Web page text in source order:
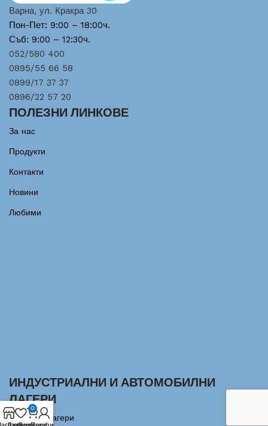
Варна, ул. Кракра 30
Пон-Пет: 9:00 – 18:00ч.
Съб: 9:00 – 12:30ч.
052/580 400
0895/55 66 58
0899/17 37 37
0896/22 57 20
ПОЛЕЗНИ ЛИНКОВЕ
За нас
Продукти
Контакти
Новини
Любими
ИНДУСТРИАЛНИ И АВТОМОБИЛНИ
ЛАГЕРИ
Сачмени лагери
0